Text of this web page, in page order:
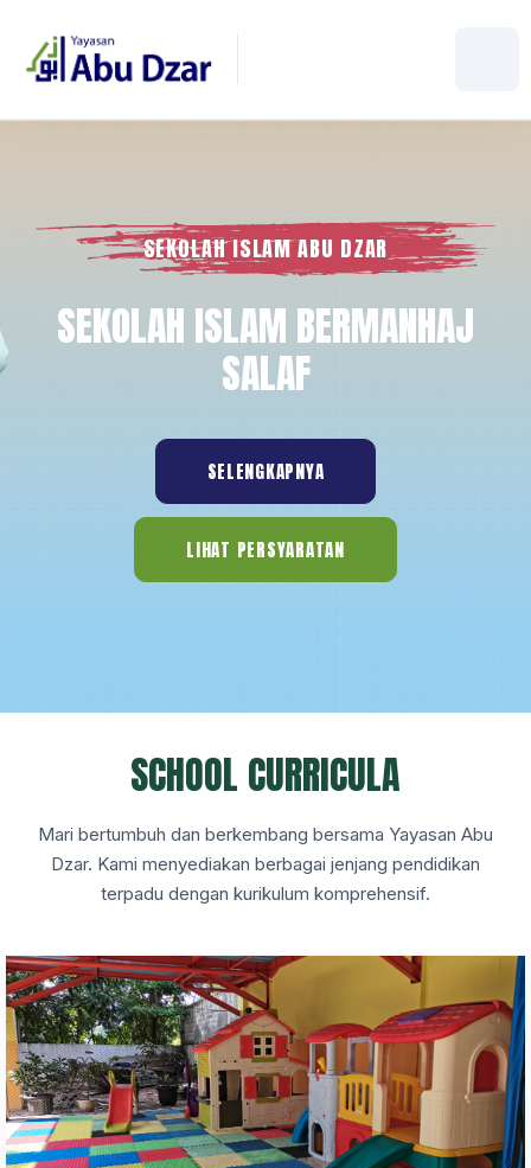
SEKOLAH ISLAM ABU DZAR
SEKOLAH ISLAM BERMANHAJ
SALAF
SELENGKAPNYA
LIHAT PERSYARATAN
SCHOOL CURRICULA
Mari bertumbuh dan berkembang bersama Yayasan Abu
Dzar. Kami menyediakan berbagai jenjang pendidikan
terpadu dengan kurikulum komprehensif.